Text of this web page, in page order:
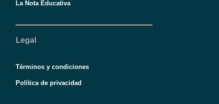
La Nota Educativa
Legal
Términos y condiciones
Política de privacidad